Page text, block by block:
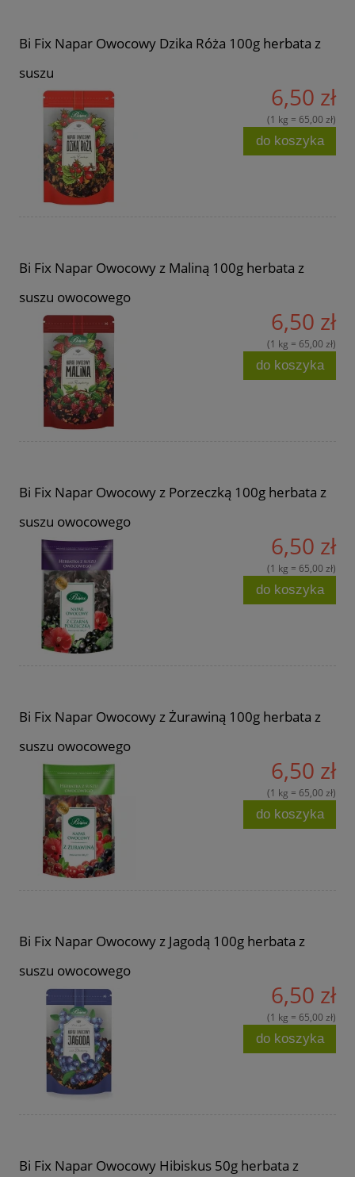
Bi Fix Napar Owocowy Dzika Róża 100g herbata z
suszu
6,50 zł
(1 kg = 65,00 zł)
do koszyka
Bi Fix Napar Owocowy z Maliną 100g herbata z
suszu owocowego
6,50 zł
(1 kg = 65,00 zł)
do koszyka
Bi Fix Napar Owocowy z Porzeczką 100g herbata z
suszu owocowego
6,50 zł
(1 kg = 65,00 zł)
do koszyka
Bi Fix Napar Owocowy z Żurawiną 100g herbata z
suszu owocowego
6,50 zł
(1 kg = 65,00 zł)
do koszyka
Bi Fix Napar Owocowy z Jagodą 100g herbata z
suszu owocowego
6,50 zł
(1 kg = 65,00 zł)
do koszyka
Bi Fix Napar Owocowy Hibiskus 50g herbata z